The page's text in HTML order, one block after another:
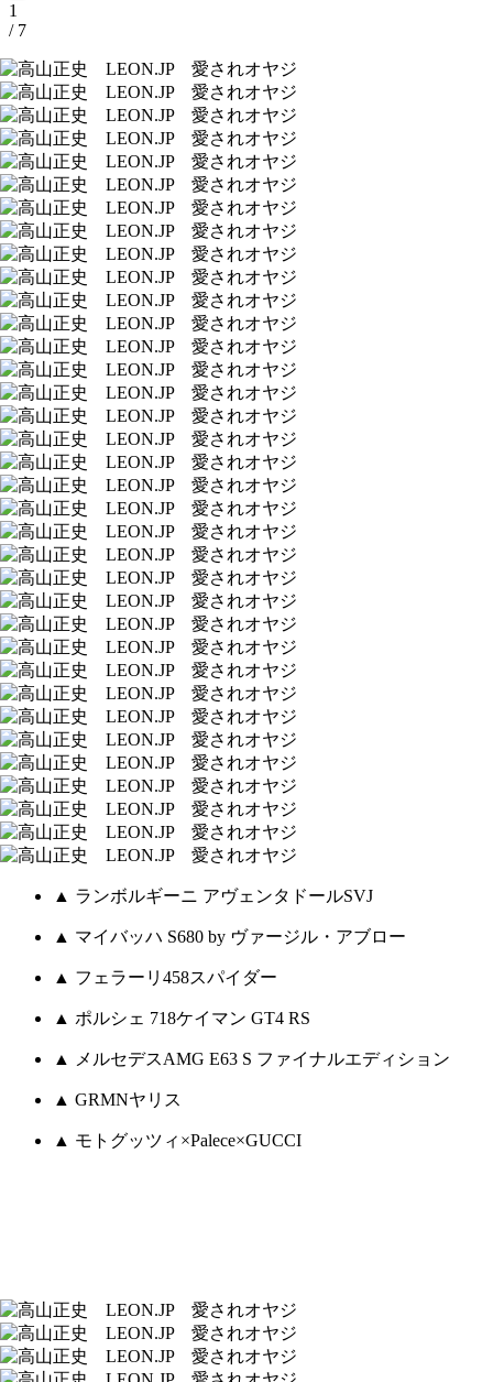
1
/ 7
▲ ランボルギーニ アヴェンタドールSVJ
▲ マイバッハ S680 by ヴァージル・アブロー
▲ フェラーリ458スパイダー
▲ ポルシェ 718ケイマン GT4 RS
▲ メルセデスAMG E63 S ファイナルエディション
▲ GRMNヤリス
▲ モトグッツィ×Palece×GUCCI